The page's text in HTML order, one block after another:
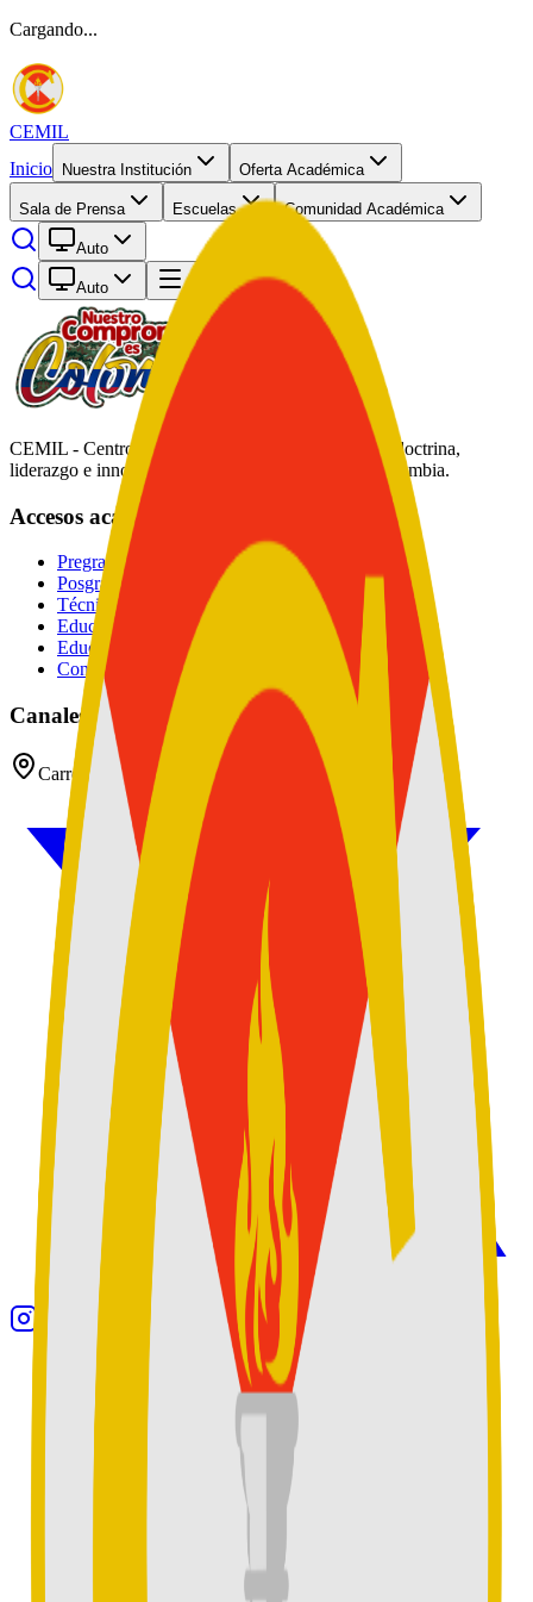
Cargando...
CEMIL
Inicio
Nuestra Institución Oferta Académica
Sala de Prensa Escuelas Comunidad Académica
Auto
Auto Abrir menú
CEMIL - Centro de Educación Militar. Formación, doctrina,
liderazgo e innovación académica al servicio de Colombia.
Accesos académicos
Pregrados
Posgrados
Técnico
Educación Continuada
Educación Militar
Convocatoria de Docentes
Canales oficiales
Carrera 54 No 26 - 25 CAN, Bogotá D.C, Colombia